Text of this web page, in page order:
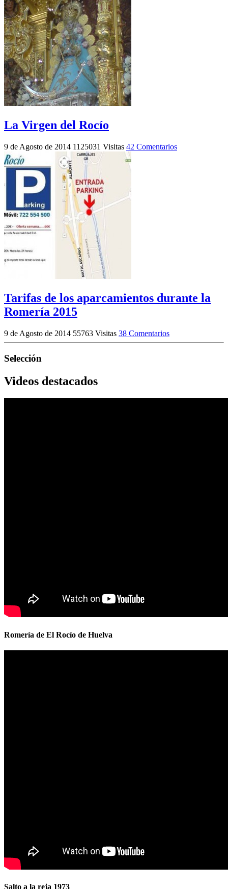
La Virgen del Rocío
9 de Agosto de 2014 1125031 Visitas 42 Comentarios
Tarifas de los aparcamientos durante la
Romería 2015
9 de Agosto de 2014 55763 Visitas 38 Comentarios
Selección
Videos destacados
Romería de El Rocío de Huelva
Salto a la reja 1973